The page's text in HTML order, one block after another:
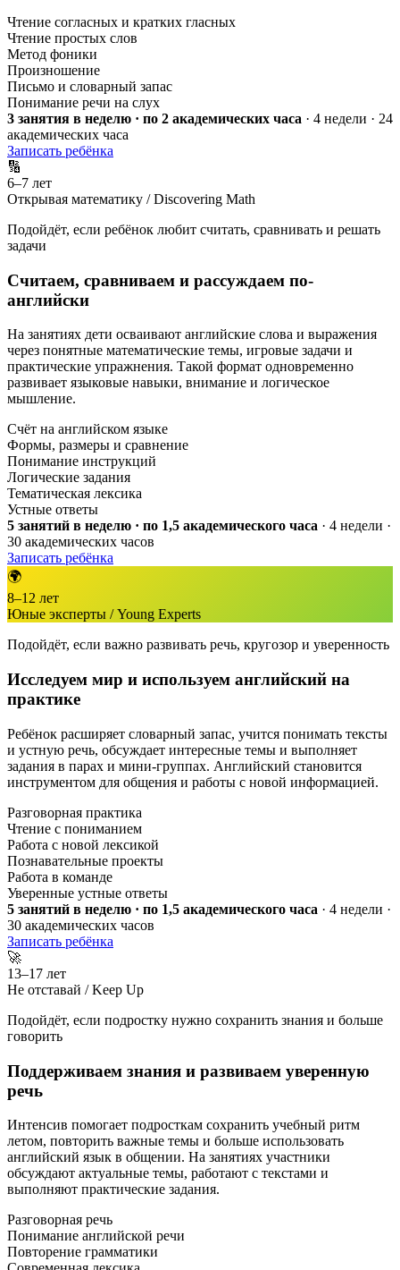
Чтение согласных и кратких гласных
Чтение простых слов
Метод фоники
Произношение
Письмо и словарный запас
Понимание речи на слух
3 занятия в неделю · по 2 академических часа · 4 недели · 24
академических часа
Записать ребёнка
🔢
6–7 лет
Открывая математику / Discovering Math
Подойдёт, если ребёнок любит считать, сравнивать и решать
задачи
Считаем, сравниваем и рассуждаем по-
английски
На занятиях дети осваивают английские слова и выражения
через понятные математические темы, игровые задачи и
практические упражнения. Такой формат одновременно
развивает языковые навыки, внимание и логическое
мышление.
Счёт на английском языке
Формы, размеры и сравнение
Понимание инструкций
Логические задания
Тематическая лексика
Устные ответы
5 занятий в неделю · по 1,5 академического часа · 4 недели ·
30 академических часов
Записать ребёнка
🌍
8–12 лет
Юные эксперты / Young Experts
Подойдёт, если важно развивать речь, кругозор и уверенность
Исследуем мир и используем английский на
практике
Ребёнок расширяет словарный запас, учится понимать тексты
и устную речь, обсуждает интересные темы и выполняет
задания в парах и мини-группах. Английский становится
инструментом для общения и работы с новой информацией.
Разговорная практика
Чтение с пониманием
Работа с новой лексикой
Познавательные проекты
Работа в команде
Уверенные устные ответы
5 занятий в неделю · по 1,5 академического часа · 4 недели ·
30 академических часов
Записать ребёнка
🚀
13–17 лет
Не отставай / Keep Up
Подойдёт, если подростку нужно сохранить знания и больше
говорить
Поддерживаем знания и развиваем уверенную
речь
Интенсив помогает подросткам сохранить учебный ритм
летом, повторить важные темы и больше использовать
английский язык в общении. На занятиях участники
обсуждают актуальные темы, работают с текстами и
выполняют практические задания.
Разговорная речь
Понимание английской речи
Повторение грамматики